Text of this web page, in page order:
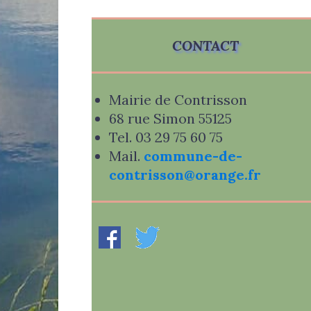
CONTACT
Mairie de Contrisson
68 rue Simon 55125
Tel. 03 29 75 60 75
Mail. commune-de-
contrisson@orange.fr